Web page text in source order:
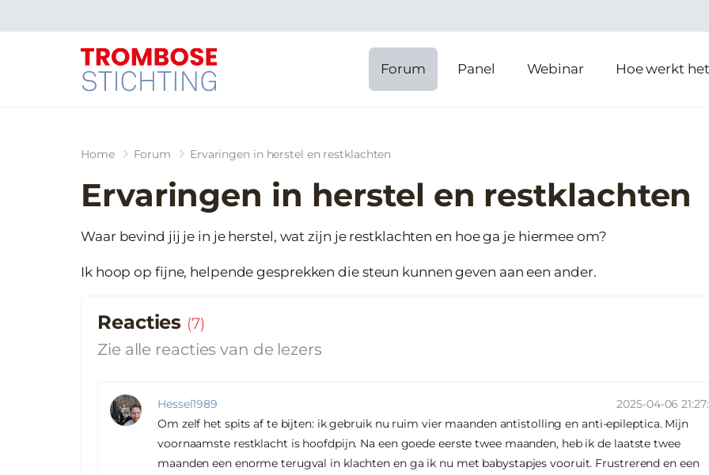
Home Forum Ervaringen in herstel en restklachten
Ervaringen in herstel en restklachten
Waar bevind jij je in je herstel, wat zijn je restklachten en hoe ga je hiermee om?
Ik hoop op fijne, helpende gesprekken die steun kunnen geven aan een ander.
Reacties (7)
Zie alle reacties van de lezers
Hessel1989
2025-04-06
Om zelf het spits af te bijten: ik gebruik nu ruim vier maanden antistolling en anti-epileptica. Mijn
voornaamste restklacht is hoofdpijn. Na een goede eerste twee maanden, heb ik de laatste twee
maanden een enorme terugval in klachten en ga ik nu met babystapjes vooruit. Frustrerend en een
Forum Panel Webinar Hoe werkt